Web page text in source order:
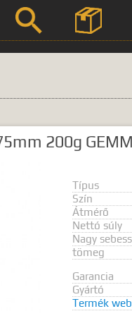
kifejezést.
200g
Típus
Szín
Átmérő
Nettó súly
Nagy
tömeg
Garancia
Gyártó
Termék